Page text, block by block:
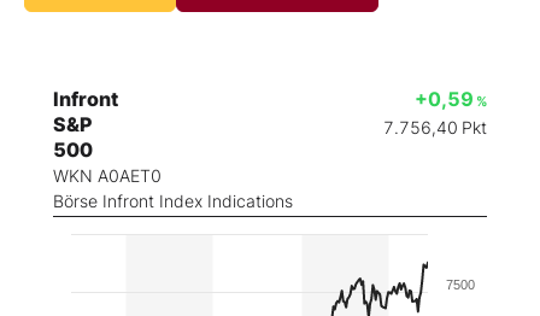
Infront
S&P
500
WKN A0AET0
Börse Infront Index Indications
+0,59 %
7.756,40 Pkt
7500